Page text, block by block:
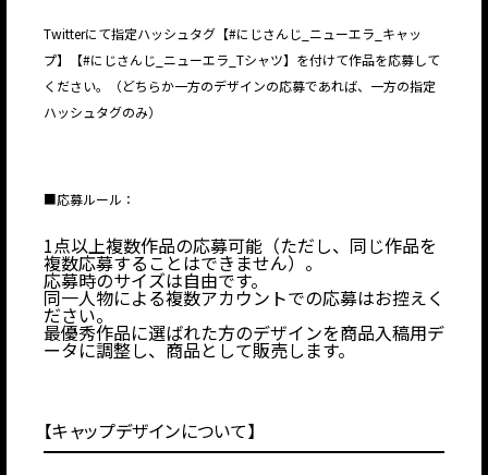
Twitterにて指定ハッシュタグ【#にじさんじ_ニューエラ_キャッ
プ】【#にじさんじ_ニューエラ_Tシャツ】 を付けて作品を応募して
ください。（どちらか一方のデザインの応募であれば、一方の指定
ハッシュタグのみ）
■応募ルール：
1点以上複数作品の応募可能（ただし、同じ作品を
複数応募することはできません）。
応募時のサイズは自由です。
同一人物による複数アカウントでの応募はお控えく
ださい。
最優秀作品に選ばれた方のデザインを商品入稿用デ
ータに調整し、商品として販売します。
【キャップデザインについて】